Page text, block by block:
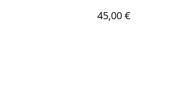
45,00 €